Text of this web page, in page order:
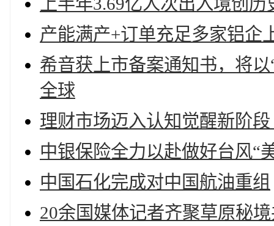
产能满产+订单充足多家铝企
希音获上市备案通知书，将
全球
理财市场迈入认知觉醒新阶
中银保险全力以赴做好台风“
中国石化完成对中国航油重组
20余国媒体记者齐聚草原秘